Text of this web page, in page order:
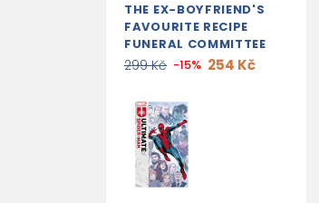
THE EX-BOYFRIEND'S
FAVOURITE RECIPE
FUNERAL COMMITTEE
299 Kč -15% 254 Kč